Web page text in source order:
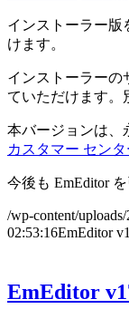
インストーラー版
けます。
インストーラーの
ていただけます。
本バージョンは、
カスタマー センタ
今後も EmEditor
/wp-content/
02:53:16EmEditor
EmEditor